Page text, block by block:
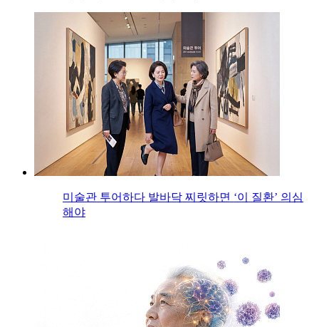
미술관 투어하다 발바닥 찌릿하면 ‘이 질환’ 의심
해야